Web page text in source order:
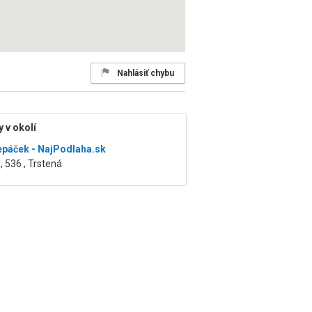
Nahlásiť chybu
v okolí
- NajPodlaha.sk
536 , Trstená